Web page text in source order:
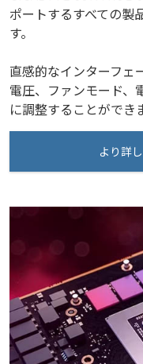
ポートするすべての製
す。
直感的なインターフェ
電圧、ファンモード、
に調整することができ
より詳